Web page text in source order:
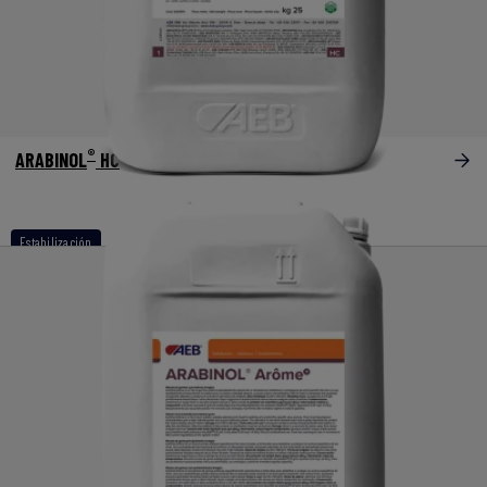
Estabilización
ARABINOL® HC